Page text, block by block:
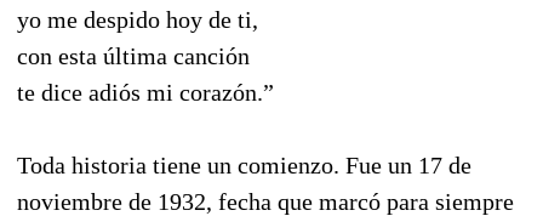
yo me despido hoy de ti,
con esta última canción
te dice adiós mi corazón.”
Toda historia tiene un comienzo. Fue un 17 de
noviembre de 1932, fecha que marcó para siempre